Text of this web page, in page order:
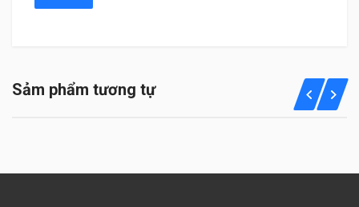
Sảm phẩm tương tự